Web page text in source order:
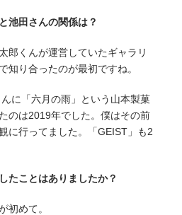
田さんの関係は？
郎くんが運営していたギャラリ
知り合ったのが最初ですね。
に「六月の雨」という山本製菓
のは2019年でした。僕はその前
に行ってました。「GEIST」も2
ことはありましたか？
初めて。